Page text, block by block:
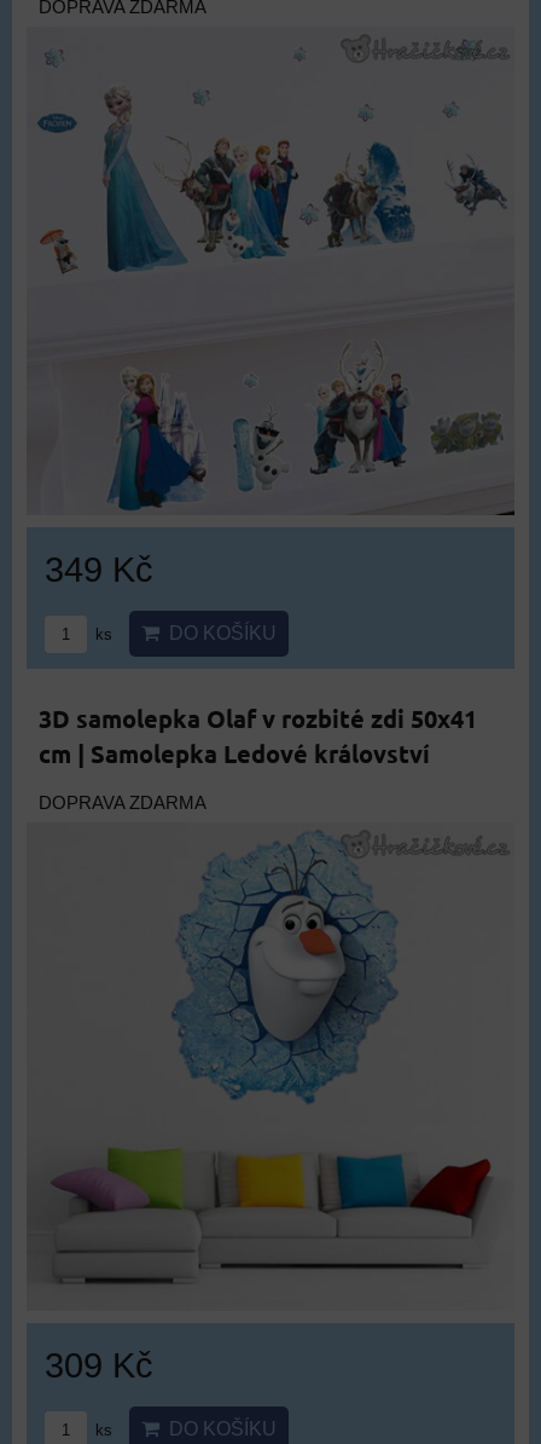
DOPRAVA ZDARMA
349 Kč
ks DO KOŠÍKU
3D samolepka Olaf v rozbité zdi 50x41
cm | Samolepka Ledové království
DOPRAVA ZDARMA
309 Kč
ks DO KOŠÍKU